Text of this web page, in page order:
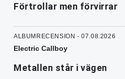
Förtrollar men förvirrar
ALBUMRECENSION - 07.08.2026
Electric Callboy
Metallen står i vägen